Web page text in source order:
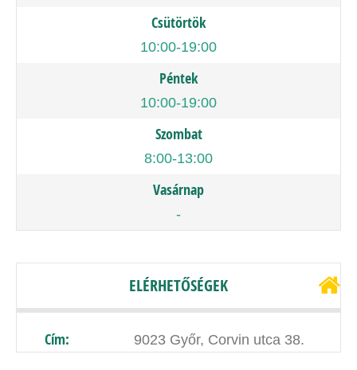
Csütörtök
10:00-19:00
Péntek
10:00-19:00
Szombat
8:00-13:00
Vasárnap
-
ELÉRHETŐSÉGEK
Cím: 9023 Győr, Corvin utca 38.